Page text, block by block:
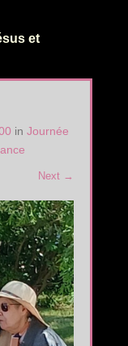
et
in Journée
Next →